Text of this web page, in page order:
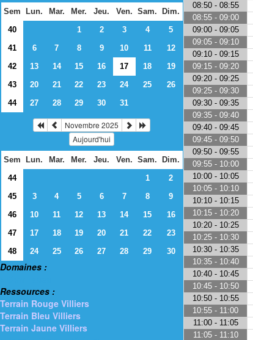
Sem Lun. Mar. Mer. Jeu. Ven. Sam.
Dim.
40
1 2 3 4
5
41
6 7 8 9 10 11
12
42
13 14 15 16 17 18
19
43
20 21 22 23 24 25
26
44
27 28 29 30 31
Novembre 2025
Aujourd'hui
Sem Lun. Mar. Mer. Jeu. Ven. Sam.
Dim.
44
1
2
45
3 4 5 6 7 8
9
46
10 11 12 13 14 15
16
47
17 18 19 20 21 22
23
48
24 25 26 27 28 29 30
Domaines :
Ressources :
Terrain Rouge Villiers
Terrain Bleu Villiers
Terrain Jaune Villiers
08:50 - 08:55
08:55 - 09:00
09:00 - 09:05
09:05 - 09:10
09:10 - 09:15
09:15 - 09:20
09:20 - 09:25
09:25 - 09:30
09:30 - 09:35
09:35 - 09:40
09:40 - 09:45
09:45 - 09:50
09:50 - 09:55
09:55 - 10:00
10:00 - 10:05
10:05 - 10:10
10:10 - 10:15
10:15 - 10:20
10:20 - 10:25
10:25 - 10:30
10:30 - 10:35
10:35 - 10:40
10:40 - 10:45
10:45 - 10:50
10:50 - 10:55
10:55 - 11:00
11:00 - 11:05
11:05 - 11:10